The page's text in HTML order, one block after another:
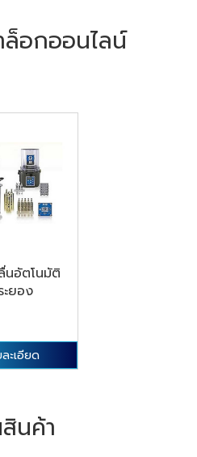
อกออนไลน์
นอัตโนมัติ
ะยอง
ะเอียด
นค้า